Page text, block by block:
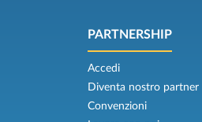
PARTNERSHIP
Accedi
Diventa nostro partner
Convenzioni